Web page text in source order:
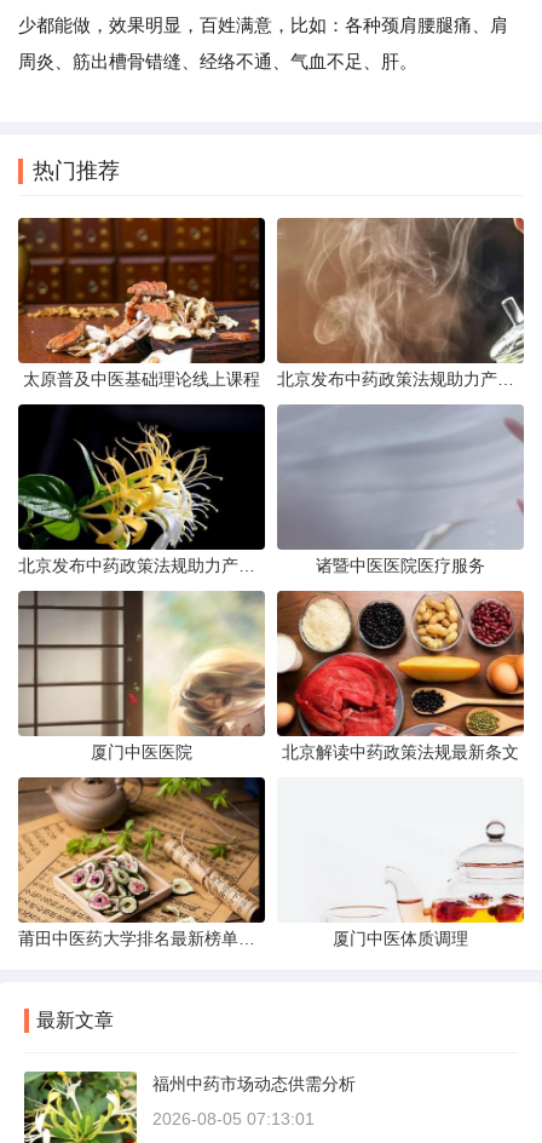
少都能做，效果明显，百姓满意，比如：各种颈肩腰腿痛、肩
周炎、筋出槽骨错缝、经络不通、气血不足、肝。
热门推荐
太原普及中医基础理论线上课程
诸暨中医医院医疗服务
厦门中医医院 北京解读中药政策法规最新条文
厦门中医体质调理
最新文章
福州中药市场动态供需分析
2026-08-05 07:13:01